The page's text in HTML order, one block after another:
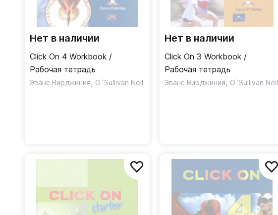
Нет в наличии
Click On 4 Workbook /
Рабочая тетрадь
Эванс Вирджиния, O`Sullivan Neil
Нет в наличии
Click On 3 Workbook /
Рабочая тетрадь
Эванс Вирджиния, O`Sullivan Neil